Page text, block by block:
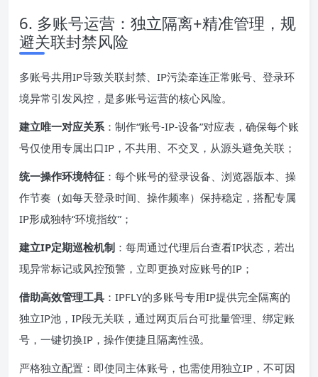
6. 多账号运营：独立隔离+精准管理，规
避关联封禁风险
多账号共用IP导致关联封禁、IP污染牵连正常账号、登录环
境异常引发风控，是多账号运营的核心风险。
建立唯一对应关系：制作“账号-IP-设备”对应表，确保每个账
号仅使用专属出口IP，不共用、不交叉，从源头避免关联；
统一操作环境特征 ：每个账号的登录设备、浏览器版本、操
作节奏（如每天登录时间、操作频率）保持稳定，搭配专属
IP形成独特“环境指纹”；
建立IP定期巡检机制 ：每周通过代理后台查看IP状态，若出
现异常标记或风控预警，立即更换对应账号的IP；
借助高效管理工具 ：IPFLY的多账号专用IP提供完全隔离的
独立IP池，IP段无关联，通过网页后台可批量管理、绑定账
号，一键切换IP，操作便捷且隔离性强。
严格独立配置：即使同主体账号，也需使用独立IP，不可因